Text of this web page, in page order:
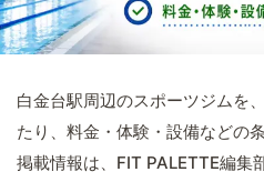
白金台駅周辺のスポーツジムを
たり、料金・体験・設備などの
掲載情報は、FIT PALETTE編集